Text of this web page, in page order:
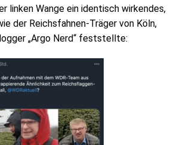
linken Wange ein identisch wirkendes,
der Reichsfahnen-Träger von Köln,
„Argo Nerd“ feststellte: